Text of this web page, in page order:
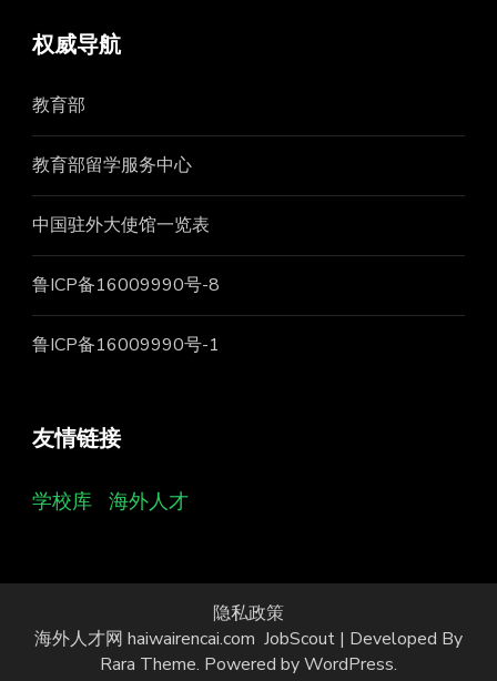
权威导航
教育部
教育部留学服务中心
中国驻外大使馆一览表
鲁ICP备16009990号-8
鲁ICP备16009990号-1
友情链接
学校库 海外人才
隐私政策
海外人才网 haiwairencai.com JobScout | Developed By
Rara Theme. Powered byWordPress.